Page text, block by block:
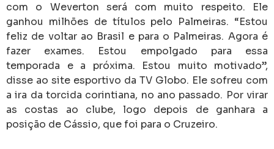
com o Weverton será com muito respeito. Ele
ganhou milhões de títulos pelo Palmeiras. “Estou
feliz de voltar ao Brasil e para o Palmeiras. Agora é
fazer exames. Estou empolgado para essa
temporada e a próxima. Estou muito motivado”,
disse ao site esportivo da TV Globo. Ele sofreu com
a ira da torcida corintiana, no ano passado. Por virar
as costas ao clube, logo depois de ganhara a
posição de Cássio, que foi para o Cruzeiro.